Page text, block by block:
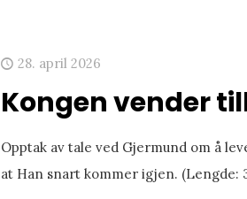
28. april 2026
Kongen vender
Opptak av tale ved Gjermund om å
at Han snart kommer igjen. (Lengde: